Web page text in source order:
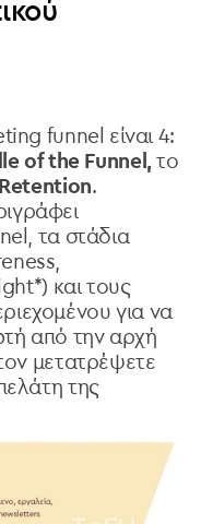
funnel είναι 4:
of the Funnel,το
Retention.
τα στάδια
και τους
για να
από την αρχή
μετατρέψετε
της